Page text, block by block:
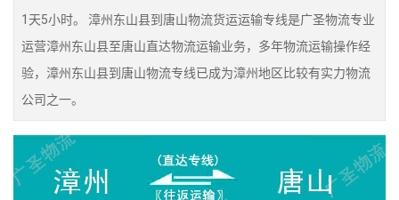
1天5小时。 漳州东山县到唐山物流货运运输专线是广圣物流专业
运营漳州东山县至唐山直达物流运输业务，多年物流运输操作经
验，漳州东山县到唐山物流专线已成为漳州地区比较有实力物流
公司之一。